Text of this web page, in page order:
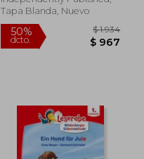
50%
dcto. $
Tapa Blanda, Nuevo